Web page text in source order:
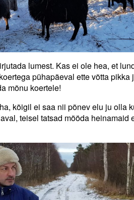
lumest. Kas ei ole hea, et
pühapäeval ette võtta
mõnu koertele!
kõigil ei saa nii põnev elu ju olla
teisel tatsad mööda heinamaid